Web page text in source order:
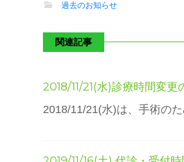
-過去のお知らせ
関連記事
2018/11/21(水)診療時間変更
2018/11/21(水)は、手術の